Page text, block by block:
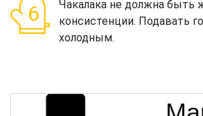
Чакалака не должна быть
консистенции. Подавать
холодным.